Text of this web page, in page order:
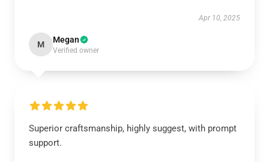
Apr 10, 2025
M Megan
Verified owner
Superior craftsmanship, highly suggest, with prompt
support.